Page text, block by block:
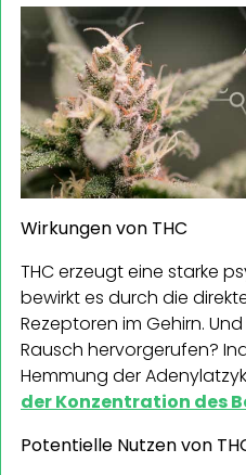
Wirkungen von THC
THC erzeugt eine starke
bewirkt es durch die
Rezeptoren im Gehirn.
Rausch hervorgerufen?
Hemmung der
der Konzentration des
Potentielle Nutzen von